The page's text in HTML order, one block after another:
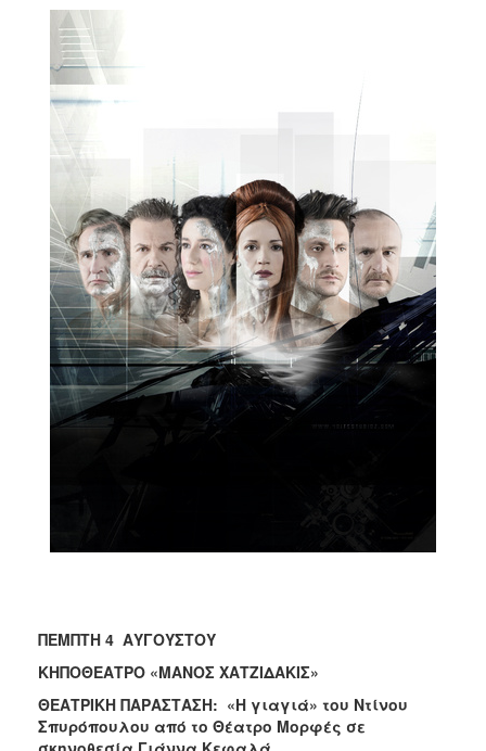
ΠΕΜΠΤΗ 4 ΑΥΓΟΥΣΤΟΥ
ΚΗΠΟΘΕΑΤΡΟ «ΜΑΝΟΣ ΧΑΤΖΙΔΑΚΙΣ»
ΘΕΑΤΡΙΚΗ ΠΑΡΑΣΤΑΣΗ: «Η γιαγιά» του Ντίνου
Σπυρόπουλου από το Θέατρο Μορφές σε